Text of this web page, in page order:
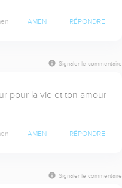
AMEN RÉPONDRE
Signaler le commentaire
pour la vie et ton amour
AMEN RÉPONDRE
Signaler le commentaire